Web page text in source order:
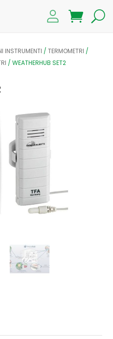
INSTRUMENTI /TERMOMETRI /
/WEATHERHUB SET2